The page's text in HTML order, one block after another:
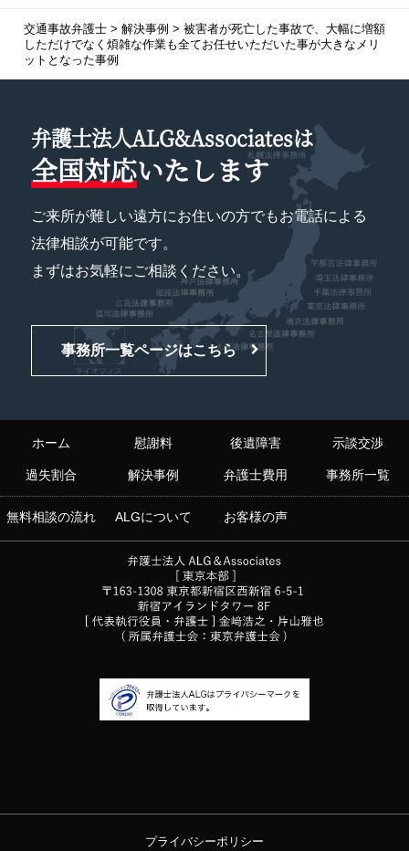
交通事故弁護士> 解決事例 > 被害者が死亡した事故で、大幅に増額
しただけでなく煩雑な作業も全てお任せいただいた事が大きなメリ
ットとなった事例
弁護士法人ALG&Associatesは
全国対応いたします
ご来所が難しい遠方にお住いの方でもお電話による
法律相談が可能です。
まずはお気軽にご相談ください。
事務所一覧ページはこちら
ホーム 慰謝料 後遺障害 示談交渉
過失割合 解決事例 弁護士費用 事務所一覧
無料相談の流れ ALGについて お客様の声
プライバシーポリシー